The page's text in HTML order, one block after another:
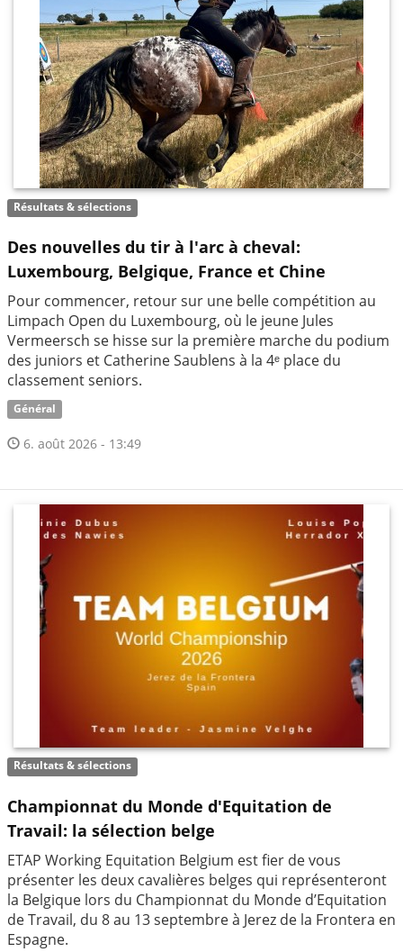
Résultats & sélections
Des nouvelles du tir à l'arc à cheval:
Luxembourg, Belgique, France et Chine
Pour commencer, retour sur une belle compétition au
Limpach Open du Luxembourg, où le jeune Jules
Vermeersch se hisse sur la première marche du podium
des juniors et Catherine Saublens à la 4ᵉ place du
classement seniors.
Général
6. août 2026 - 13:49
Résultats & sélections
Championnat du Monde d'Equitation de
Travail: la sélection belge
ETAP Working Equitation Belgium est fier de vous
présenter les deux cavalières belges qui représenteront
la Belgique lors du Championnat du Monde d’Equitation
de Travail, du 8 au 13 septembre à Jerez de la Frontera en
Espagne.